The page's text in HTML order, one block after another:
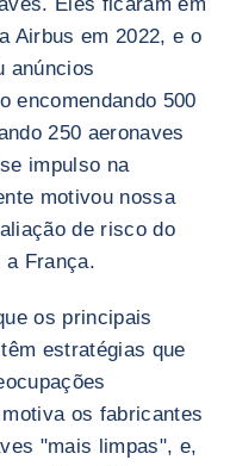
Airbus em 2022, e o
anúncios
encomendando 500
250 aeronaves
impulso na
motivou nossa
de risco do
França.
os principais
estratégias que
os fabricantes
"mais limpas", e,